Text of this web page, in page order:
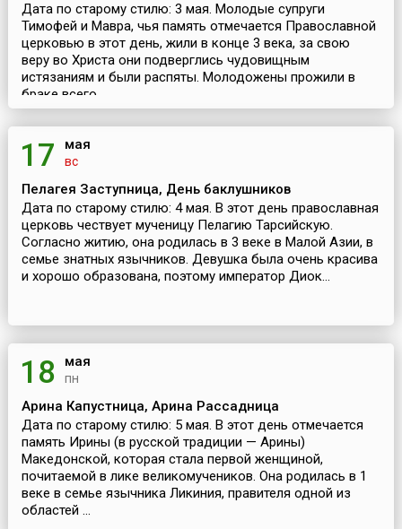
Дата по старому стилю: 3 мая. Молодые супруги
Тимофей и Мавра, чья память отмечается Православной
церковью в этот день, жили в конце 3 века, за свою
веру во Христа они подверглись чудовищным
истязаниям и были распяты. Молодожены прожили в
браке всего...
17 мая
вс
Пелагея Заступница, День баклушников
Дата по старому стилю: 4 мая. В этот день православная
церковь чествует мученицу Пелагию Тарсийскую.
Согласно житию, она родилась в 3 веке в Малой Азии, в
семье знатных язычников. Девушка была очень красива
и хорошо образована, поэтому император Диок...
18 мая
пн
Арина Капустница, Арина Рассадница
Дата по старому стилю: 5 мая. В этот день отмечается
память Ирины (в русской традиции — Арины)
Македонской, которая стала первой женщиной,
почитаемой в лике великомучеников. Она родилась в 1
веке в семье язычника Ликиния, правителя одной из
областей ...